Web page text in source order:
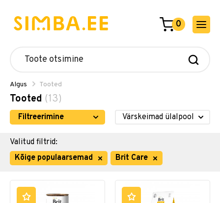
0
Algus Tooted
Tooted (13)
Filtreerimine
Valitud filtrid:
Kõige populaarsemad
Brit Care